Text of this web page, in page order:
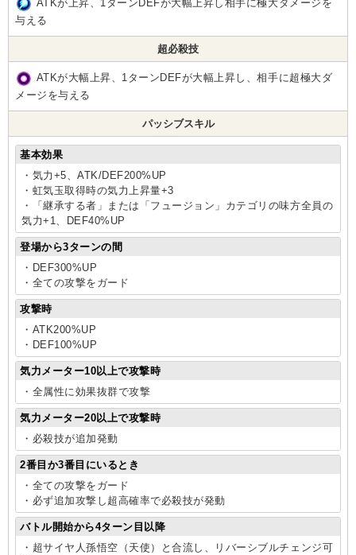
ATKが上昇、1ターンDEFが大幅上昇し相手に極大ダメージを
与える
超必殺技
ATKが大幅上昇、1ターンDEFが大幅上昇し、相手に超極大ダ
メージを与える
パッシブスキル
基本効果
・気力+5、ATK/DEF200%UP
・虹気玉取得時の気力上昇量+3
・「継承する者」または「フュージョン」カテゴリの味方全員の
気力+1、DEF40%UP
登場から3ターンの間
・DEF300%UP
・全ての攻撃をガード
攻撃時
・ATK200%UP
・DEF100%UP
気力メーター10以上で攻撃時
・全属性に効果抜群で攻撃
気力メーター20以上で攻撃時
・必殺技が追加発動
2番目か3番目にいるとき
・全ての攻撃をガード
・必ず追加攻撃し超高確率で必殺技が発動
バトル開始から4ターン目以降
・超サイヤ人孫悟空（天使）と合流し、リバーシブルチェンジ可